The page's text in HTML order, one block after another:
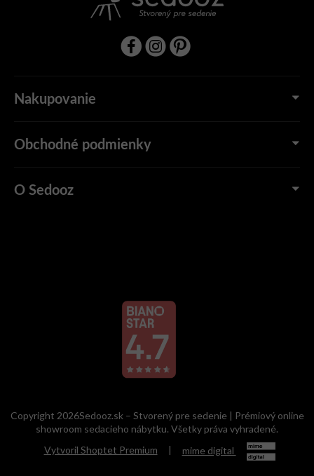
Nakupovanie
Obchodné podmienky
O Sedooz
Vytvoril Shoptet Premium | mime digital
Copyright 2026Sedooz.sk – Stvorený pre sedenie | Prémiový online
showroom sedacieho nábytku. Všetky práva vyhradené.